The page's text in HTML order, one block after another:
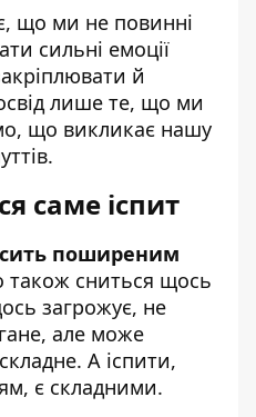
що ми не повинні
сильні емоції
й
лише те, що ми
що викликає нашу
саме іспит
поширеним
також сниться щось
загрожує, не
але може
А іспити,
є складними.